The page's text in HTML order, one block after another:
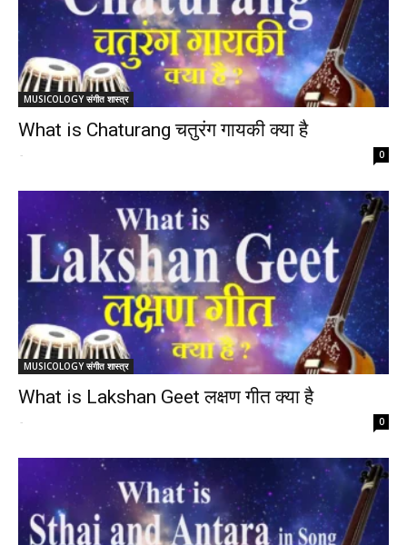
MUSICOLOGY संगीत शास्त्र
What is Chaturang चतुरंग गायकी क्या है
- 0
MUSICOLOGY संगीत शास्त्र
What is Lakshan Geet लक्षण गीत क्या है
- 0